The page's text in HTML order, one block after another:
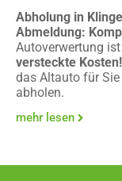
Abholung in
Abmeldung:
Autoverwertung ist
versteckte Kosten!
das Altauto für
abholen.
mehr lesen